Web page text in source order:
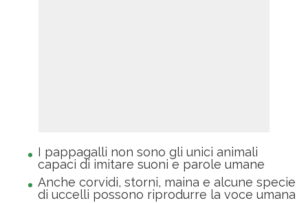
I pappagalli non sono gli unici animali
capaci di imitare suoni e parole umane
Anche corvidi, storni, maina e alcune specie
di uccelli possono riprodurre la voce umana